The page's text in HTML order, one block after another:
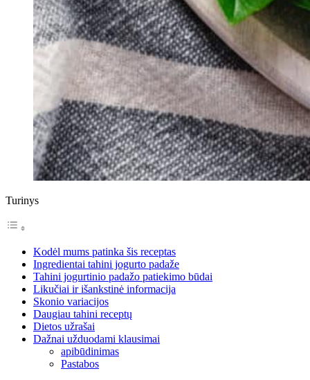
Turinys
Kodėl mums patinka šis receptas
Ingredientai tahini jogurto padaže
Tahini jogurtinio padažo patiekimo būdai
Likučiai ir išankstinė informacija
Skonio variacijos
Daugiau tahini receptų
Dietos užrašai
Dažnai užduodami klausimai
apibūdinimas
Pastabos